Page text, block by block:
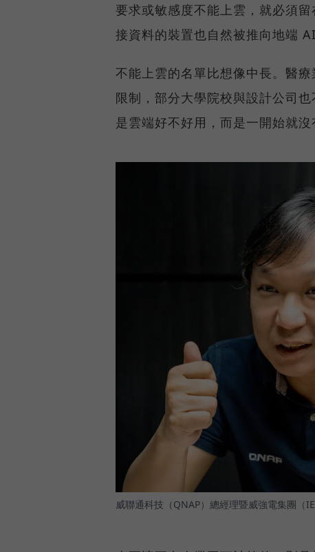
要求或敏感度不能上雲，就必須
接資料的裝置也自然被推向地端 AI
不能上雲的名單比想像中長。醫
限制，部分大學院校與設計公司
是雲端好不好用，而是一開始就沒
威聯通科技（QNAP）總經理暨威強電集團（